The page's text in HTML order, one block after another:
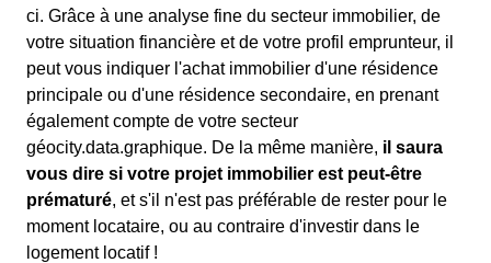
ci. Grâce à une analyse fine du secteur immobilier, de
votre situation financière et de votre profil emprunteur, il
peut vous indiquer l'achat immobilier d'une résidence
principale ou d'une résidence secondaire, en prenant
également compte de votre secteur
géocity.data.graphique. De la même manière, il saura
vous dire si votre projet immobilier est peut-être
prématuré, et s'il n'est pas préférable de rester pour le
moment locataire, ou au contraire d'investir dans le
logement locatif !